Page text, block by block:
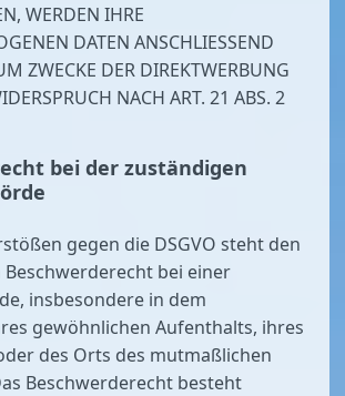
WERDEN IHRE
DATEN ANSCHLIESSEND
ZWECKE DER DIREKTWERBUNG
NACH ART. 21 ABS. 2
bei der zuständigen
gegen die DSGVO steht den
bei einer
insbesondere in dem
gewöhnlichen Aufenthalts, ihres
des Orts des mutmaßlichen
Beschwerderecht besteht